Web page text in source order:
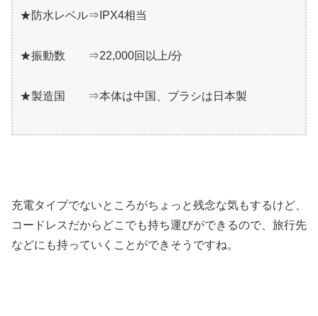
★防水レベル⇒IPX4相当
★振動数 ⇒22,000回以上/分
★製造国 ⇒本体は中国、ブラシは日本製
充電タイプでないところがちょっと残念な気もするけど、
コードレスだからどこでも持ち運びができるので、旅行先
などにも持っていくことができそうですね。